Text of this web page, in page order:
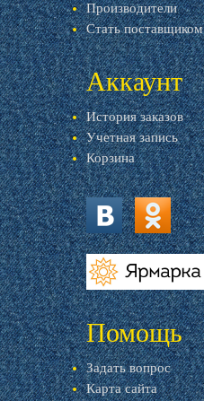
Производители
Стать поставщиком
Аккаунт
История заказов
Учетная запись
Корзина
vk.com ok.ru
livemaster.ru
Помощь
Задать вопрос
Карта сайта